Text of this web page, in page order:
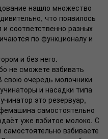
нашло множество
что появилось
соответственно разных
по функционалу и
и без него.
не сможете взбивать
свою очередь молочники
и насадки типа
это резервуар,
самостоятельно
уже взбитое молоко. С
самостоятельно взбиваете